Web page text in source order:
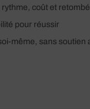
coût et
pour réussir
même, sans soutien